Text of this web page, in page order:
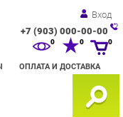
Вход
+7 (903) 000-00-00
ОПЛАТА И ДОСТАВКА
0 0